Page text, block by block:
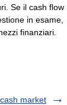
Se il cash flow
in esame,
finanziari.
cash market